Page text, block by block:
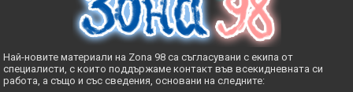
Най-новите материали на Zona 98 са съгласувани с екипа от
специалисти, с които поддържаме контакт във всекидневната си
работа, а също и със сведения, основани на следните: